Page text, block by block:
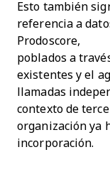
Esto también
referencia a
Prodoscore,
poblados a
existentes y el
llamadas
contexto de
organización ya
incorporación.